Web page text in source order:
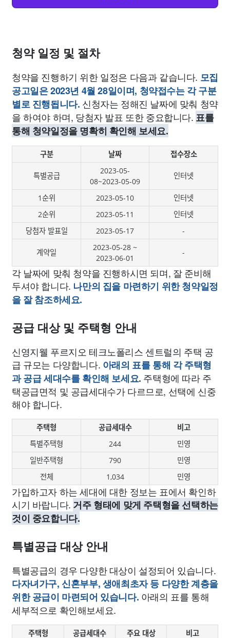
청약 일정 및 절차
청약을 진행하기 위한 일정은 다음과 같습니다. 모집
공고일은 2023년 4월 28일이며, 청약접수는 각 구분
별로 진행됩니다. 신청자는 정해진 날짜에 맞춰 청약
을 하여야 하며, 당첨자 발표 또한 중요합니다. 표를
통해 청약일정을 명확히 확인해 보세요.
구분 날짜 접수장소
특별공급
2023-05-
08~2023-05-09
인터넷
1순위 2023-05-10
인터넷
2순위
2023-05-11
인터넷
당첨자 발표일
2023-05-17 -
계약일
2023-05-28 ~
2023-06-01
-
각 날짜에 맞춰 청약을 진행하시면 되며, 잘 준비해
두셔야 합니다. 나만의 집을 마련하기 위한 청약일정
을 잘 참조하세요.
공급 대상 및 주택형 안내
신영지웰 푸르지오 테크노폴리스 센트럴의 주택 공
급 규모는 다양합니다. 아래의 표를 통해 각 주택형
과 공급 세대수를 확인해 보세요. 주택형에 따라 주
택공급면적 및 공급세대수가 다르므로, 선택에 신중
해야 합니다.
주택형 공급세대수
비고
특별주택형
244
민영
일반주택형
790
민영
전체
1,034 민영
가입하고자 하는 세대에 대한 정보는 표에서 확인하
시기 바랍니다. 거주 형태에 맞게 주택형을 선택하는
것이 중요합니다.
특별공급 대상 안내
특별공급의 경우 다양한 대상이 설정되어 있습니다.
다자녀가구, 신혼부부, 생애최초자 등 다양한 계층을
위한 공급이 마련되어 있습니다. 아래의 표를 통해
세부적으로 확인해보세요.
주택형 공급세대수 주요 대상 비고